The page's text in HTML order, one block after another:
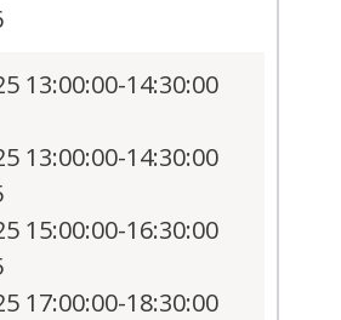
13:00:00-14:30:00
13:00:00-14:30:00
15:00:00-16:30:00
17:00:00-18:30:00